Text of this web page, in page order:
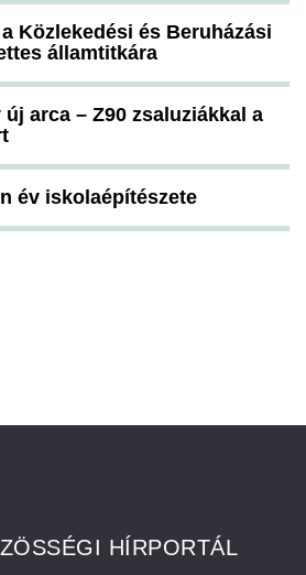
Közlekedési és Beruházási
államtitkára
arca – Z90 zsaluziákkal a
év iskolaépítészete
HÍRPORTÁL